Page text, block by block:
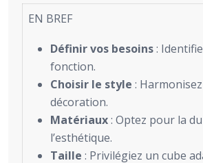
EN BREF
Définir vos besoins:
fonction.
Choisir le style :
décoration.
Matériaux: Optez pour la
l’esthétique.
Taille : Privilégiez un cube